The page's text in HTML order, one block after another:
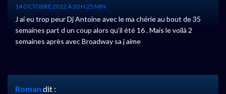
14 OCTOBRE 2012 À 20 H 25 MIN
J ai eu trop peur Dj Antoine avec le ma chérie au bout de 35
semaines part d un coup alors qu’il été 16 . Mais le voilà 2
semaines après avec Broadway sa j aime
Roman dit :